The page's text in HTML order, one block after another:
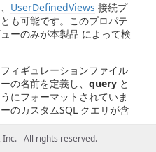
UserDefinedViews 接続プ
も可能です。このプロパテ
ーのみが本製品 によって検
ィギュレーションファイル
の名前を定義し、 query と
にフォーマットされていま
のカスタムSQL クエリが含
- All rights reserved.